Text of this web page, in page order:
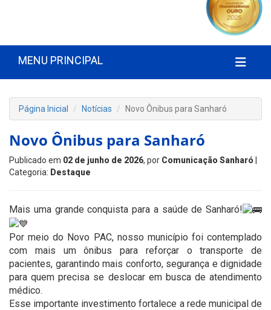
MENU PRINCIPAL
Página Inicial Notícias Novo Ônibus para Sanharó
Novo Ônibus para Sanharó
Publicado em 02 de junho de 2026, por Comunicação Sanharó
Categoria: Destaque
Mais uma grande conquista para a saúde de Sanharó!
Por meio do Novo PAC, nosso município foi contemplado
com mais um ônibus para reforçar o transporte de
pacientes, garantindo mais conforto, segurança e dignidade
para quem precisa se deslocar em busca de atendimento
médico.
Esse importante investimento fortalece a rede municipal de